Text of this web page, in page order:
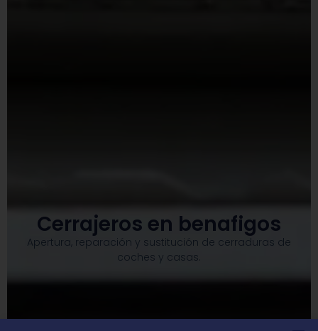
Cerrajeros en benafigos
Apertura, reparación y sustitución de cerraduras de
coches y casas.​